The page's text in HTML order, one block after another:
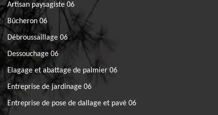
Artisan paysagiste 06
Bûcheron 06
Débroussaillage 06
Dessouchage 06
Elagage et abattage de palmier 06
Entreprise de jardinage 06
Entreprise de pose de dallage et pavé 06